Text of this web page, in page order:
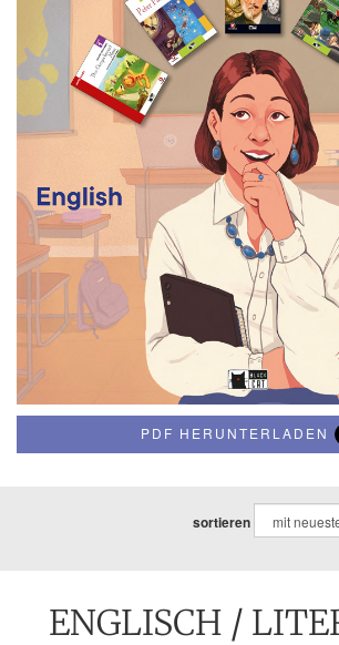
PDF HERUNTERLADEN
sortieren
ENGLISCH /